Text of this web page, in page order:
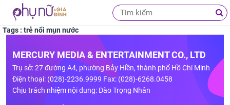
Tags : trẻ nổi mụn nước
MERCURY MEDIA & ENTERTAINMENT CO., LTD
Trụ sở: 27 đường A4, phường Bảy Hiền, thành phố Hồ Chí Minh
Điện thoại: (028)-2236.9999 Fax: (028)-6268.0458
Chịu trách nhiệm nội dung: Đào Trọng Nhân